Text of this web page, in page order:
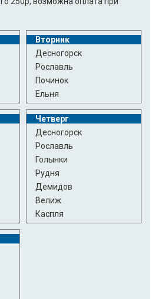
Вторник
Десногорск
Рославль
Починок
Ельня
Четверг
Десногорск
Рославль
Голынки
Рудня
Демидов
Велиж
Каспля